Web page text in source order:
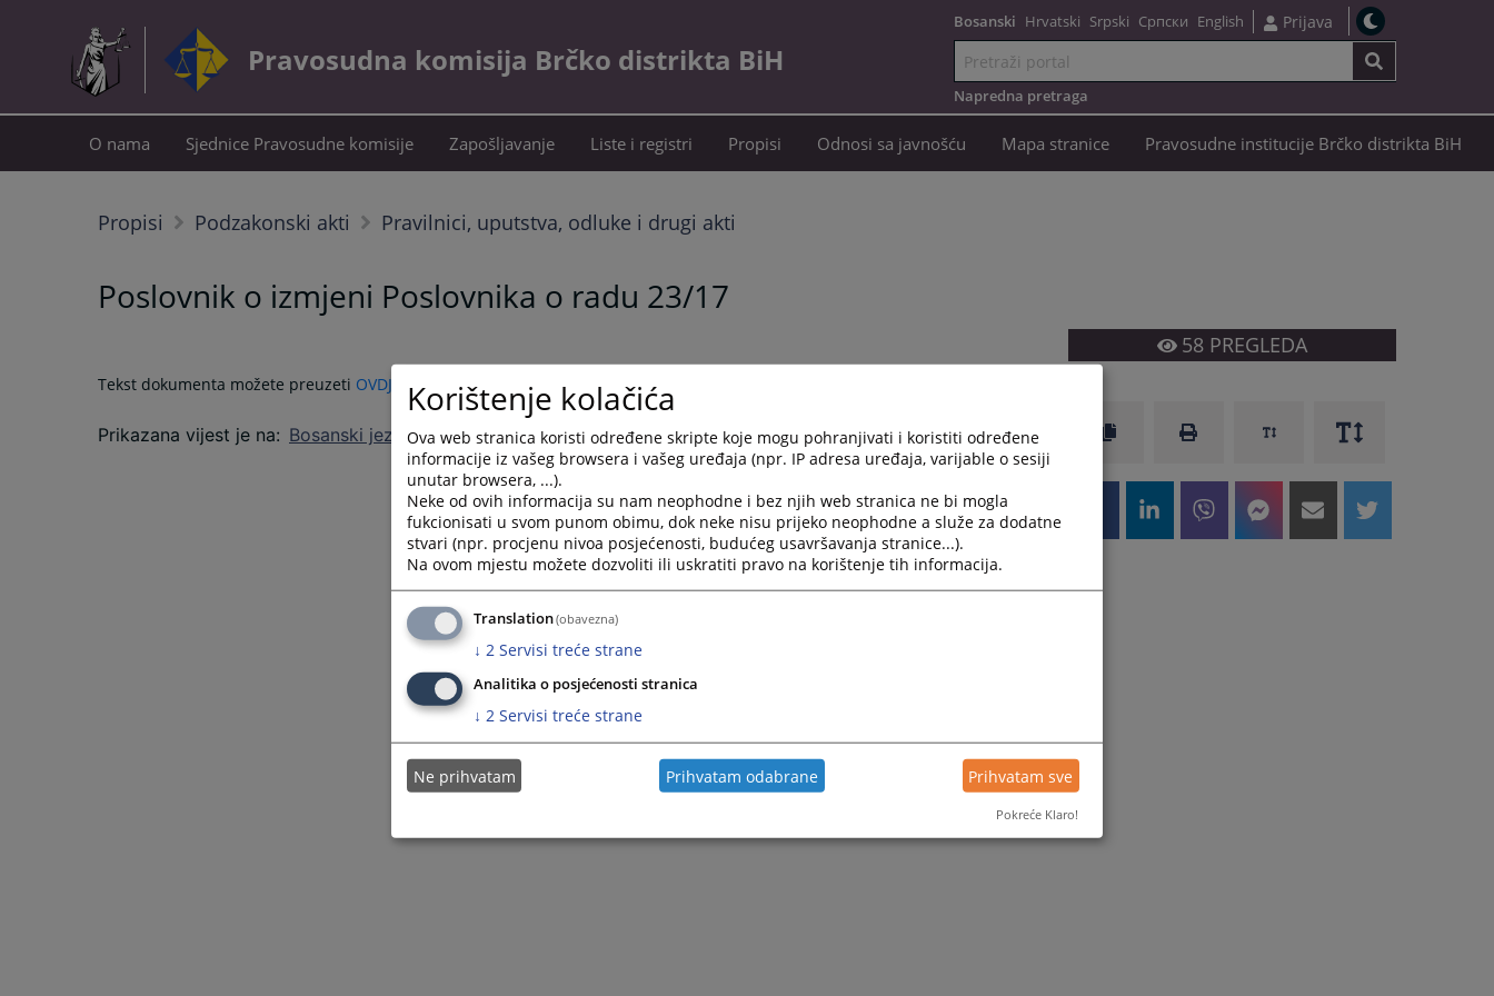
Pravosudna komisija Brčko distrikta BiH
sadržaj
Bosanski Hrvatski Srpski Српски English Prijava
Napredna pretraga
O nama Sjednice Pravosudne komisije Zapošljavanje Liste i registri Propisi Odnosi sa javnošću Mapa stranice Pravosudne institucije Brčko distrikta BiH
Propisi Podzakonski akti Pravilnici, uputstva, odluke i drugi akti
Poslovnik o izmjeni Poslovnika o radu 23/17
Tekst dokumenta možete preuzeti OVDJE
Prikazana vijest je na: Bosanski jezik
58PREGLEDA
Korištenje kolačića
Ova web stranica koristi određene skripte koje mogu pohranjivati i koristiti određene
informacije iz vašeg browsera i vašeg uređaja (npr. IP adresa uređaja, varijable o sesiji
unutar browsera, ...).
Neke od ovih informacija su nam neophodne i bez njih web stranica ne bi mogla
fukcionisati u svom punom obimu, dok neke nisu prijeko neophodne a služe za dodatne
stvari (npr. procjenu nivoa posjećenosti, budućeg usavršavanja stranice...).
Na ovom mjestu možete dozvoliti ili uskratiti pravo na korištenje tih informacija.
Translation(obavezna)
↓ 2 Servisi treće strane
Analitika o posjećenosti stranica
↓ 2 Servisi treće strane
Ne prihvatam Prihvatam odabrane Prihvatam sve
Pokreće Klaro!